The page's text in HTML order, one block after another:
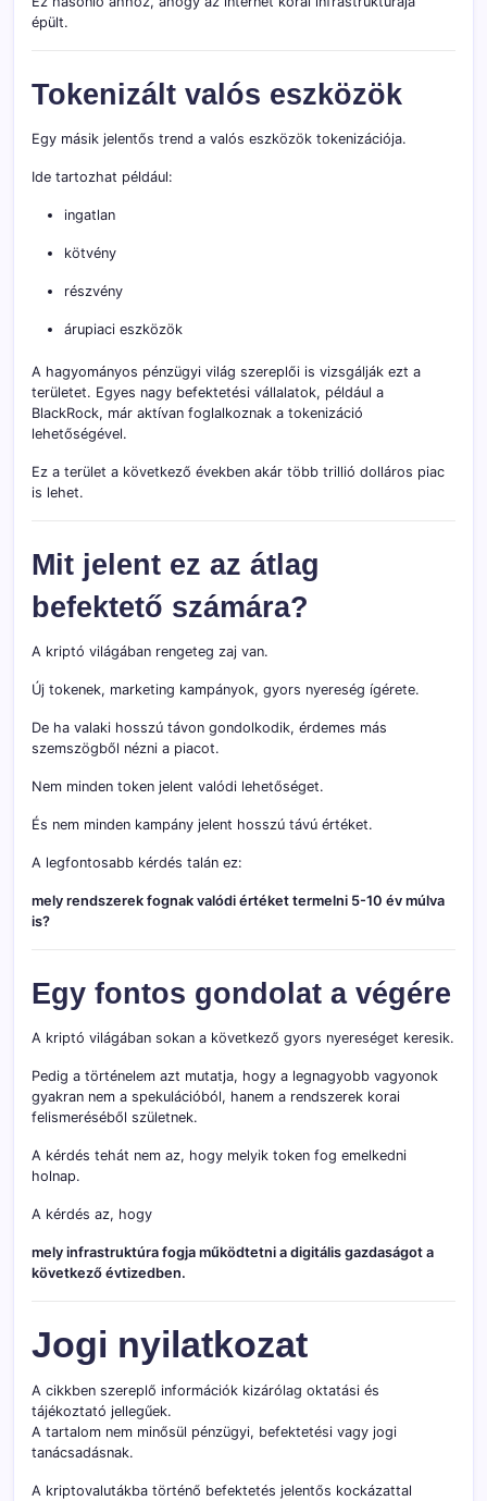
épült.
Tokenizált valós eszközök
Egy másik jelentős trend a valós eszközök tokenizációja.
Ide tartozhat például:
ingatlan
kötvény
részvény
árupiaci eszközök
A hagyományos pénzügyi világ szereplői is vizsgálják ezt a
területet. Egyes nagy befektetési vállalatok, például a
BlackRock, már aktívan foglalkoznak a tokenizáció
lehetőségével.
Ez a terület a következő években akár több trillió dolláros piac
is lehet.
Mit jelent ez az átlag
befektető számára?
A kriptó világában rengeteg zaj van.
Új tokenek, marketing kampányok, gyors nyereség ígérete.
De ha valaki hosszú távon gondolkodik, érdemes más
szemszögből nézni a piacot.
Nem minden token jelent valódi lehetőséget.
És nem minden kampány jelent hosszú távú értéket.
A legfontosabb kérdés talán ez:
mely rendszerek fognak valódi értéket termelni 5-10 év múlva
is?
Egy fontos gondolat a végére
A kriptó világában sokan a következő gyors nyereséget keresik.
Pedig a történelem azt mutatja, hogy a legnagyobb vagyonok
gyakran nem a spekulációból, hanem a rendszerek korai
felismeréséből születnek.
A kérdés tehát nem az, hogy melyik token fog emelkedni
holnap.
A kérdés az, hogy
mely infrastruktúra fogja működtetni a digitális gazdaságot a
következő évtizedben.
Jogi nyilatkozat
A cikkben szereplő információk kizárólag oktatási és
tájékoztató jellegűek.
A tartalom nem minősül pénzügyi, befektetési vagy jogi
tanácsadásnak.
A kriptovalutákba történő befektetés jelentős kockázattal